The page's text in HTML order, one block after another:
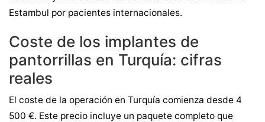
Estambul por pacientes internacionales.
Coste de los implantes de
pantorrillas en Turquía: cifras
reales
El coste de la operación en Turquía comienza desde 4
500 €. Este precio incluye un paquete completo que